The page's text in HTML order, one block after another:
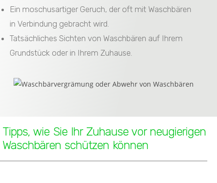
Ein moschusartiger Geruch, der oft mit Waschbären
in Verbindung gebracht wird.
Tatsächliches Sichten von Waschbären auf Ihrem
Grundstück oder in Ihrem Zuhause.
Tipps, wie Sie Ihr Zuhause vor neugierigen
Waschbären schützen können